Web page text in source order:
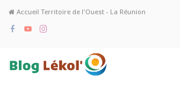
Accueil Territoire de l'Ouest - La Réunion